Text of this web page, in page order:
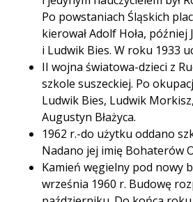
Po powstaniach Śląskich
kierował Adolf Hoła, później
i Ludwik Bies. W roku 1933
II wojna światowa-dzieci z
szkole suszeckiej. Po
Ludwik Bies, Ludwik
Augustyn Błażyca.
1962 r.-do użytku oddano
Nadano jej imię Bohaterów
Kamień węgielny pod nowy
września 1960 r. Budowę